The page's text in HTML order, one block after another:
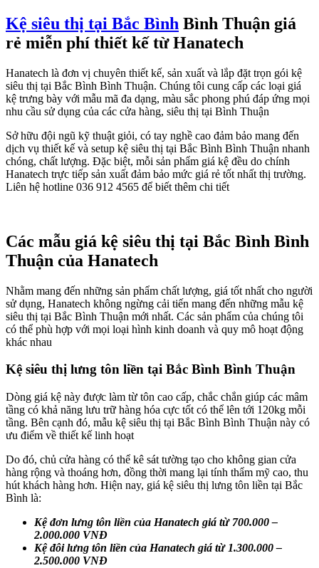
Kệ siêu thị tại Bắc Bình Bình Thuận giá
rẻ miễn phí thiết kế từ Hanatech
Hanatech là đơn vị chuyên thiết kế, sản xuất và lắp đặt trọn gói kệ
siêu thị tại Bắc Bình Bình Thuận. Chúng tôi cung cấp các loại giá
kệ trưng bày với mẫu mã đa dạng, màu sắc phong phú đáp ứng mọi
nhu cầu sử dụng của các cửa hàng, siêu thị tại Bình Thuận
Sở hữu đội ngũ kỹ thuật giỏi, có tay nghề cao đảm bảo mang đến
dịch vụ thiết kế và setup kệ siêu thị tại Bắc Bình Bình Thuận nhanh
chóng, chất lượng. Đặc biệt, mỗi sản phẩm giá kệ đều do chính
Hanatech trực tiếp sản xuất đảm bảo mức giá rẻ tốt nhất thị trường.
Liên hệ hotline 036 912 4565 để biết thêm chi tiết
Các mẫu giá kệ siêu thị tại Bắc Bình Bình
Thuận của Hanatech
Nhằm mang đến những sản phẩm chất lượng, giá tốt nhất cho người
sử dụng, Hanatech không ngừng cải tiến mang đến những mẫu kệ
siêu thị tại Bắc Bình Thuận mới nhất. Các sản phẩm của chúng tôi
có thể phù hợp với mọi loại hình kinh doanh và quy mô hoạt động
khác nhau
Kệ siêu thị lưng tôn liền tại Bắc Bình Bình Thuận
Dòng giá kệ này được làm từ tôn cao cấp, chắc chắn giúp các mâm
tầng có khả năng lưu trữ hàng hóa cực tốt có thể lên tới 120kg mỗi
tầng. Bên cạnh đó, mẫu kệ siêu thị tại Bắc Bình Bình Thuận này có
ưu điểm về thiết kế linh hoạt
Do đó, chủ cửa hàng có thể kê sát tường tạo cho không gian cửa
hàng rộng và thoáng hơn, đồng thời mang lại tính thẩm mỹ cao, thu
hút khách hàng hơn. Hiện nay, giá kệ siêu thị lưng tôn liền tại Bắc
Bình là:
Kệ đơn lưng tôn liền của Hanatech giá từ 700.000 –
2.000.000 VNĐ
Kệ đôi lưng tôn liền của Hanatech giá từ 1.300.000 –
2.500.000 VNĐ